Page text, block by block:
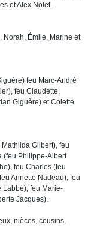
et Alex Nolet.
Norah, Émile, Marine et
feu Marc-André
feu Claudette,
Giguère) et Colette
Gilbert), feu
(feu Philippe-Albert
feu Charles (feu
Annette Nadeau), feu
Labbé), feu Marie-
Jacques).
nièces, cousins,